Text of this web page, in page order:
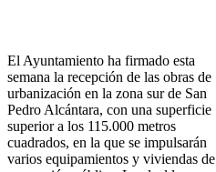
El Ayuntamiento ha firmado esta
semana la recepción de las obras de
urbanización en la zona sur de San
Pedro Alcántara, con una superficie
superior a los 115.000 metros
cuadrados, en la que se impulsarán
varios equipamientos y viviendas de